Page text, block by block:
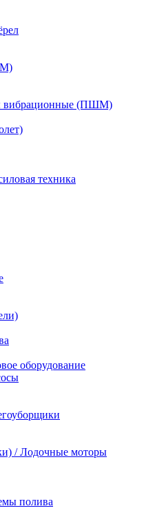
вибрационные (ПШМ)
техника
оборудование
/ Лодочные моторы
полива